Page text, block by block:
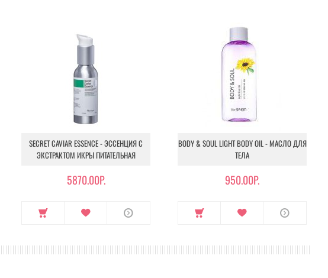
ROOT EXTRACT, NELUMBO NUCIFERA SEED EXTRACT,
ROOT EXTRACT, CENTELLA ASIATICA EXTRACT, TUBER
EXTRACT, ETHYLHEXYLGLYCERIN.
по линиям кожного натяжения, обходя параорбитальную область и
SECRET CAVIAR ESSENCE - ЭССЕНЦИЯ С
ЭКСТРАКТОМ ИКРЫ ПИТАТЕЛЬНАЯ
5870.00Р.
BODY & SOUL LIGHT BODY OIL - МАСЛО ДЛЯ
ТЕЛА
950.00Р.